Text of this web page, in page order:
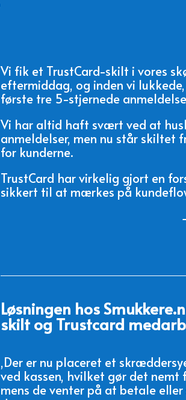
Vi fik et TrustCard-skilt i vores
eftermiddag, og inden vi
første tre 5-stjernede
Vi har altid haft svært ved at
anmeldelser, men nu står skiltet
for kunderne.
TrustCard har virkelig gjort en
sikkert til at mærkes på
Løsningen hos
skilt og Trustcard
,Der er nu placeret et
ved kassen, hvilket gør det nemt
mens de venter på at betale